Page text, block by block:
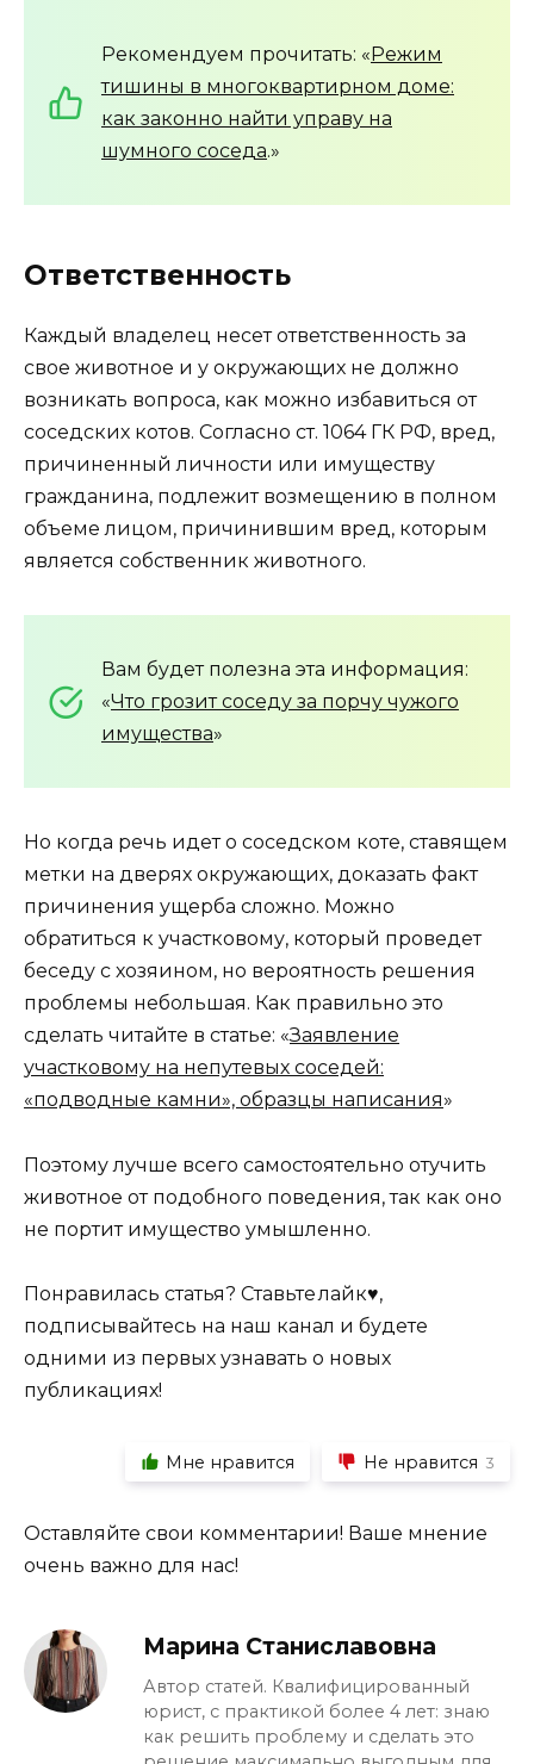
Рекомендуем прочитать: « Режим
тишины в многоквартирном доме:
как законно найти управу на
шумного соседа.»
Ответственность
Каждый владелец несет ответственность за
свое животное и у окружающих не должно
возникать вопроса, как можно избавиться от
соседских котов. Согласно ст. 1064 ГК РФ, вред,
причиненный личности или имуществу
гражданина, подлежит возмещению в полном
объеме лицом, причинившим вред, которым
является собственник животного.
Вам будет полезна эта информация:
«Что грозит соседу за порчу чужого
имущества»
Но когда речь идет о соседском коте, ставящем
метки на дверях окружающих, доказать факт
причинения ущерба сложно. Можно
обратиться к участковому, который проведет
беседу с хозяином, но вероятность решения
проблемы небольшая. Как правильно это
сделать читайте в статье: «Заявление
участковому на непутевых соседей:
«подводные камни», образцы написания»
Поэтому лучше всего самостоятельно отучить
животное от подобного поведения, так как оно
не портит имущество умышленно.
Понравилась статья? Ставьте лайк♥,
подписывайтесь на наш канал и будете
одними из первых узнавать о новых
публикациях!
Мне нравится Не нравится 3
Оставляйте свои комментарии! Ваше мнение
очень важно для нас!
Марина Станиславовна
Автор статей. Квалифицированный
юрист, с практикой более 4 лет: знаю
как решить проблему и сделать это